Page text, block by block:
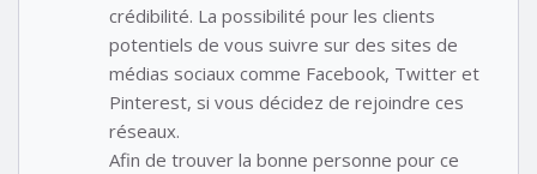
crédibilité. La possibilité pour les clients
potentiels de vous suivre sur des sites de
médias sociaux comme Facebook, Twitter et
Pinterest, si vous décidez de rejoindre ces
réseaux.
Afin de trouver la bonne personne pour ce